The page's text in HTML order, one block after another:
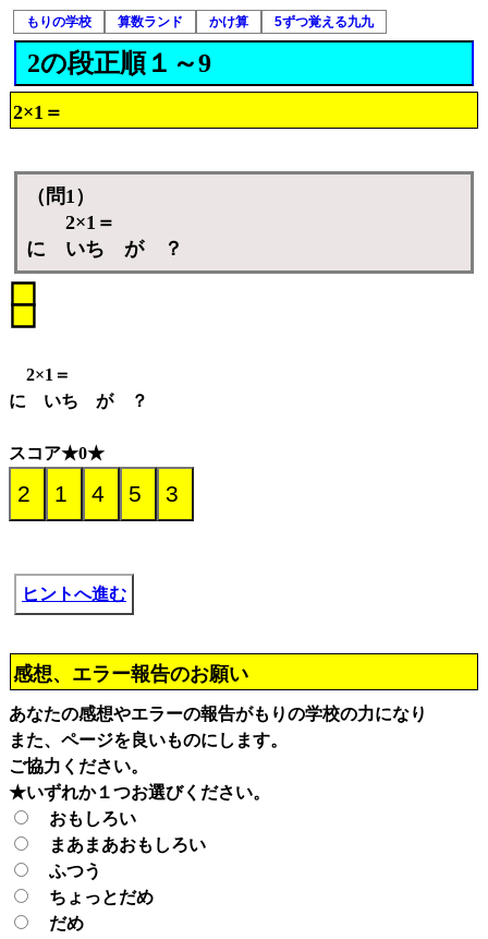
もりの学校 算数ランド かけ算 5ずつ覚える九九
2の段正順１～9
2×1＝
（問1）
2×1＝
に いち が ？
2×1＝
に いち が ？
スコア★0★
ヒントへ進む
感想、エラー報告のお願い
あなたの感想やエラーの報告がもりの学校の力になり
また、ページを良いものにします。
ご協力ください。
★いずれか１つお選びください。
おもしろい
まあまあおもしろい
ふつう
ちょっとだめ
だめ